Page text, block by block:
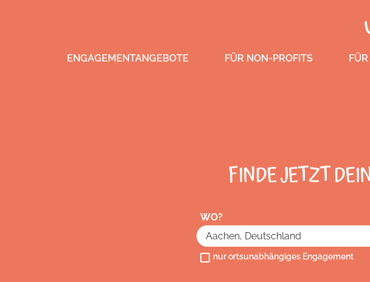
ENGAGEMENTANGEBOTE FÜR NON-PROFITS
FINDE JETZT
WO?
nur ortsunabhängiges Engagement